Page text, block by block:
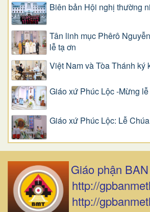
Biên bản Hội nghị thường
Tân linh mục Phêrô
lễ tạ ơn
Việt Nam và Tòa Thánh ký
Giáo xứ Phúc Lộc -Mừng
Giáo xứ Phúc Lộc: Lễ
Giáo phận
http://
http://